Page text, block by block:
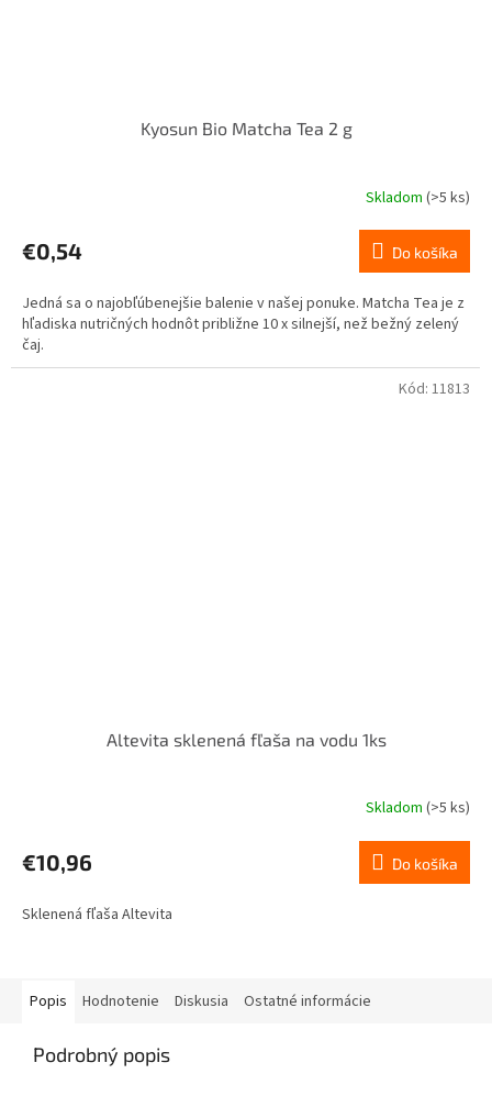
Kyosun Bio Matcha Tea 2 g
Skladom (>5 ks)
€0,54 Do košíka
Jedná sa o najobľúbenejšie balenie v našej ponuke. Matcha Tea je z
hľadiska nutričných hodnôt približne 10 x silnejší, než bežný zelený
čaj.
Altevita sklenená fľaša na vodu 1ks
produktu
je
z
Skladom(>5 ks)
€10,96 Do košíka
Sklenená fľaša Altevita
Kód: 11813
Popis Hodnotenie Diskusia Ostatné informácie
Podrobný popis